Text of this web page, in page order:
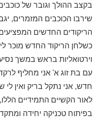
בקצב ההולך וגובר של
שירבו הכוכבים המזמרים,
הריקודים החדשים
כשלחן הריקוד החדש מוכר
וירטואליות בראש במשך
עם בת זוג א' אני מחליף
חדש, אני נתקל בריק ואין לי
לאור הקשיים התמידיים
בפיתוח טכניקה יחידה